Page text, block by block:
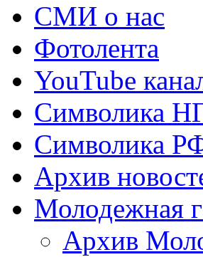
СМИ о нас
Фотолента
YouTube
Символика
Символика
Архив
Молодежная
Архив